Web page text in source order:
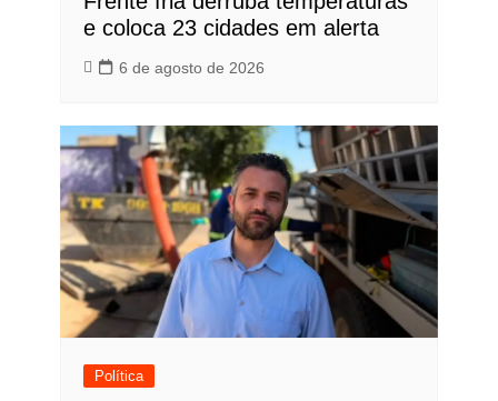
e coloca 23 cidades em alerta
6 de agosto de 2026
Política